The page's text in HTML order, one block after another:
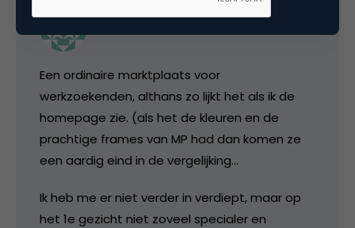
Een ordinaire marktplaats voor
werkzoekenden, althans zo lijkt het als ik de
homepage zie. (als het de kleuren en de
prachtige frames van MP had dan komen ze
een aardig eind in de vergelijking…
Ik heb me er niet verder in verdiept, maar op
het 1e gezicht niet zoveel specialer en